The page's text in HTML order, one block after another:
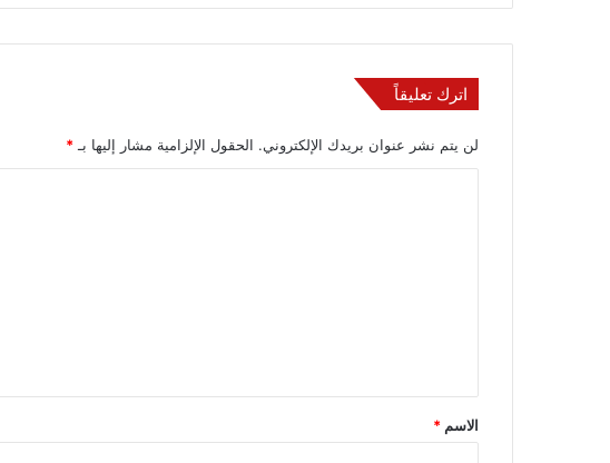
اترك تعليقاً
لن يتم نشر عنوان بريدك الإلكتروني. الحقول الإلزامية مشار إليها بـ *
*
الاسم *